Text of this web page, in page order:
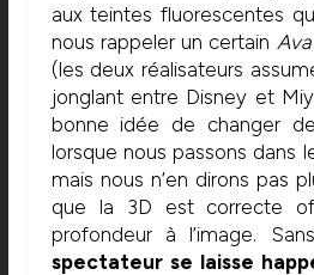
aux teintes fluorescentes
nous rappeler un certain
(les deux réalisateurs
jonglant entre Disney et
bonne idée de changer
lorsque nous passons dans
mais nous n’en dirons pas
que la 3D est correcte
profondeur à l’image.
spectateur se laisse